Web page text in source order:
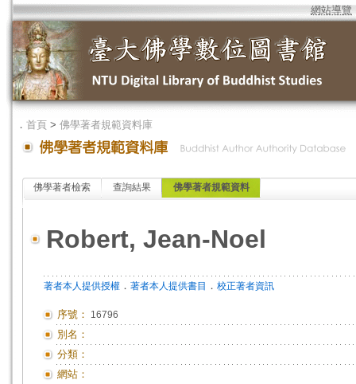
網站導覽
． 首頁 > 佛學著者規範資料庫
佛學著者檢索 查詢結果 佛學著者規範資料
Robert, Jean-Noel
著者本人提供授權 ． 著者本人提供書目 ． 校正著者資訊
序號： 16796
別名：
分類：
網站：